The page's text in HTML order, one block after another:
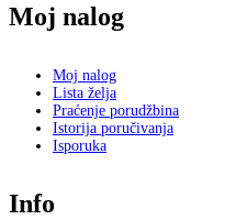
Moj nalog
Moj nalog
Lista želja
Praćenje porudžbina
Istorija poručivanja
Isporuka
Info